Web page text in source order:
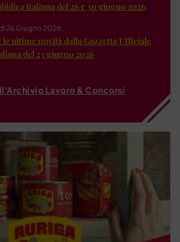
Italiana del 26 e 30 giugno 2026
26 Giugno 2026
le ultime novità dalla Gazzetta Ufficiale
del 23 giugno 2026
Lavoro & Concorsi